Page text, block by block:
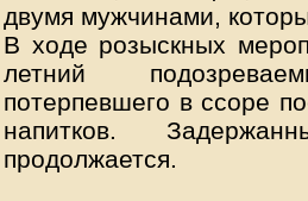
двумя мужчинами,
В ходе розыскных
летний
потерпевшего в ссоре
напитков.
продолжается.